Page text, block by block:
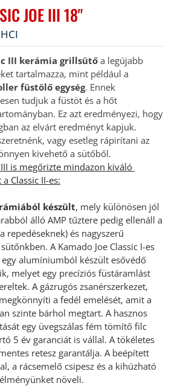
JOE III 18"
III kerámia grillsütő a legújabb
tartalmazza, mint például a
füstölő egység. Ennek
tudjuk a füstöt és a hőt
Ez azt eredményezi, hogy
az elvárt eredményt kapjuk.
vagy esetleg rápirítani az
kivehető a sütőből.
III is megőrizte mindazon kiváló
Classic II-es:
készült, mely különösen jól
álló AMP tűztere pedig ellenáll a
repedéseknek) és nagyszerű
A Kamado Joe Classic I-es
alumíniumból készült esővédő
melyet egy precíziós füstáramlást
A gázrugós zsanérszerkezet,
a fedél emelését, amit a
szinte bárhol megtart. A hasznos
egy üvegszálas fém tömítő filc
5 év garanciát is vállal. A tökéletes
retesz garantálja. A beépített
a rácsemelő csipesz és a kihúzható
növeli.